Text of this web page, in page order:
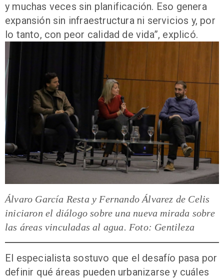
y muchas veces sin planificación. Eso genera
expansión sin infraestructura ni servicios y, por
lo tanto, con peor calidad de vida”, explicó.
Álvaro García Resta y Fernando Álvarez de Celis
iniciaron el diálogo sobre una nueva mirada sobre
las áreas vinculadas al agua. Foto: Gentileza
El especialista sostuvo que el desafío pasa por
definir qué áreas pueden urbanizarse y cuáles